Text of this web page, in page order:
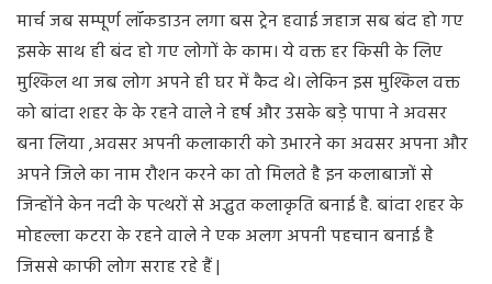
मार्च जब सम्पूर्ण लॉकडाउन लगा बस ट्रेन हवाई जहाज सब बंद हो गए
इसके साथ ही बंद हो गए लोगों के काम। ये वक्त हर किसी के लिए
मुश्किल था जब लोग अपने ही घर में कैद थे। लेकिन इस मुश्किल वक्त
को बांदा शहर के के रहने वाले ने हर्ष और उसके बड़े पापा ने अवसर
बना लिया ,अवसर अपनी कलाकारी को उभारने का अवसर अपना और
अपने जिले का नाम रौशन करने का तो मिलते है इन कलाबाजों से
जिन्होंने केन नदी के पत्थरों से अद्भुत कलाकृति बनाई है. बांदा शहर के
मोहल्ला कटरा के रहने वाले ने एक अलग अपनी पहचान बनाई है
जिससे काफी लोग सराह रहे हैं |